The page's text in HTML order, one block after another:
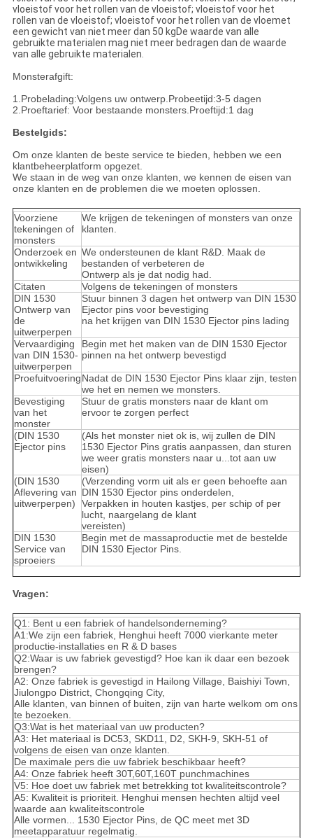
vloeistof voor het rollen van de vloeistof; vloeistof voor het
rollen van de vloeistof; vloeistof voor het rollen van de vloemet
een gewicht van niet meer dan 50 kgDe waarde van alle
gebruikte materialen mag niet meer bedragen dan de waarde
van alle gebruikte materialen.
Monsterafgift:
1.Probelading:Volgens uw ontwerp.Probeetijd:3-5 dagen
2.Proeftarief: Voor bestaande monsters.Proeftijd:1 dag
Bestelgids:
Om onze klanten de beste service te bieden, hebben we een
klantbeheerplatform opgezet.
We staan in de weg van onze klanten, we kennen de eisen van
onze klanten en de problemen die we moeten oplossen.
Voorziene
tekeningen of
monsters
We krijgen de tekeningen of monsters van onze
klanten.
Onderzoek en
ontwikkeling
We ondersteunen de klant R&D. Maak de
bestanden of verbeteren de
Ontwerp als je dat nodig had.
Citaten
Volgens de tekeningen of monsters
DIN 1530
Ontwerp van
de
uitwerperpen
Stuur binnen 3 dagen het ontwerp van DIN 1530
Ejector pins voor bevestiging
na het krijgen van DIN 1530 Ejector pins lading
Vervaardiging
van DIN 1530-
uitwerperpen
Begin met het maken van de DIN 1530 Ejector
pinnen na het ontwerp bevestigd
ProefuitvoeringNadat de DIN 1530 Ejector Pins klaar zijn, testen
we het en nemen we monsters.
Bevestiging
van het
monster
Stuur de gratis monsters naar de klant om
ervoor te zorgen perfect
(DIN 1530
Ejector pins
(Als het monster niet ok is, wij zullen de DIN
1530 Ejector Pins gratis aanpassen, dan sturen
we weer gratis monsters naar u...tot aan uw
eisen)
(DIN 1530
Aflevering van
uitwerperpen)
(Verzending vorm uit als er geen behoefte aan
DIN 1530 Ejector pins onderdelen,
Verpakken in houten kastjes, per schip of per
lucht, naargelang de klant
vereisten)
DIN 1530
Service van
sproeiers
Begin met de massaproductie met de bestelde
DIN 1530 Ejector Pins.
Vragen:
Q1: Bent u een fabriek of handelsonderneming?
A1:We zijn een fabriek, Henghui heeft 7000 vierkante meter
productie-installaties en R & D bases
Q2:Waar is uw fabriek gevestigd? Hoe kan ik daar een bezoek
brengen?
A2: Onze fabriek is gevestigd in Hailong Village, Baishiyi Town,
Jiulongpo District, Chongqing City,
Alle klanten, van binnen of buiten, zijn van harte welkom om ons
te bezoeken.
Q3:Wat is het materiaal van uw producten?
A3: Het materiaal is DC53, SKD11, D2, SKH-9, SKH-51 of
volgens de eisen van onze klanten.
De maximale pers die uw fabriek beschikbaar heeft?
A4: Onze fabriek heeft 30T,60T,160T punchmachines
V5: Hoe doet uw fabriek met betrekking tot kwaliteitscontrole?
A5: Kwaliteit is prioriteit. Henghui mensen hechten altijd veel
waarde aan kwaliteitscontrole
Alle vormen... 1530 Ejector Pins, de QC meet met 3D
meetapparatuur regelmatig.